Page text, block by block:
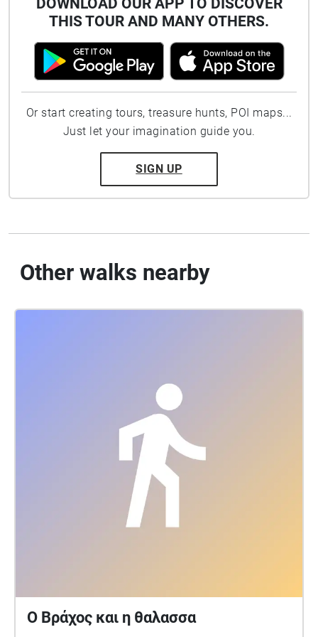
DOWNLOAD OUR APP TO DISCOVER
THIS TOUR AND MANY OTHERS.
Or start creating tours, treasure hunts, POI maps...
Just let your imagination guide you.
SIGN UP
Other walks nearby
Ο Βράχος και η θαλασσα